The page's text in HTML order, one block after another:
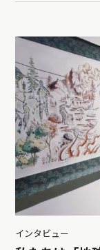
インタビュー